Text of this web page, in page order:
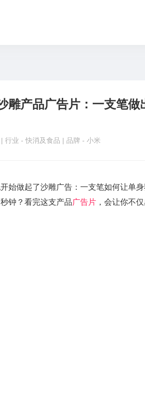
雕产品广告片：一支笔做
| 行业 - 快消及食品 | 品牌 - 小米
始做起了沙雕广告：一支笔如何让单
钟？看完这支产品广告片 ，会让你不